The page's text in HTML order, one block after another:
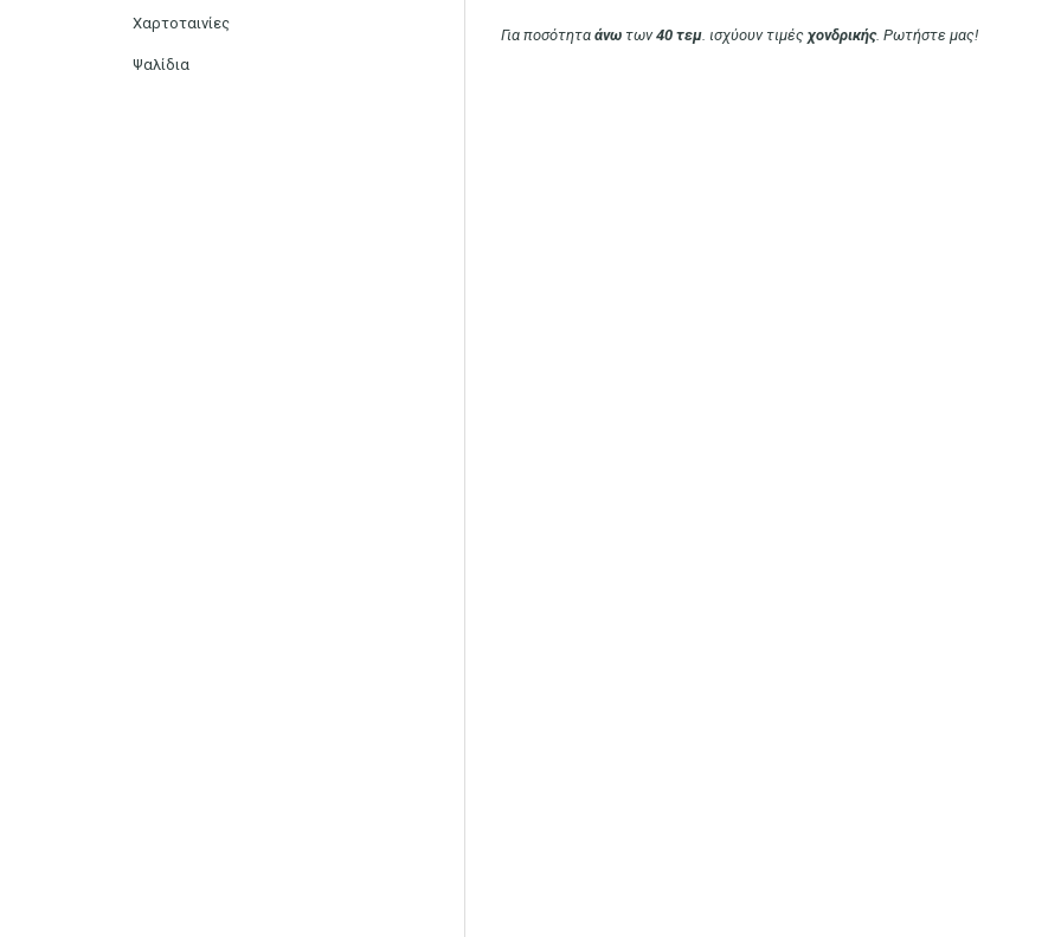
Για ποσότητα άνω των40 τεμ . ισχύουν τιμές χονδρικής. Ρωτήστε μας!
Χαρτοταινίες
Ψαλίδια